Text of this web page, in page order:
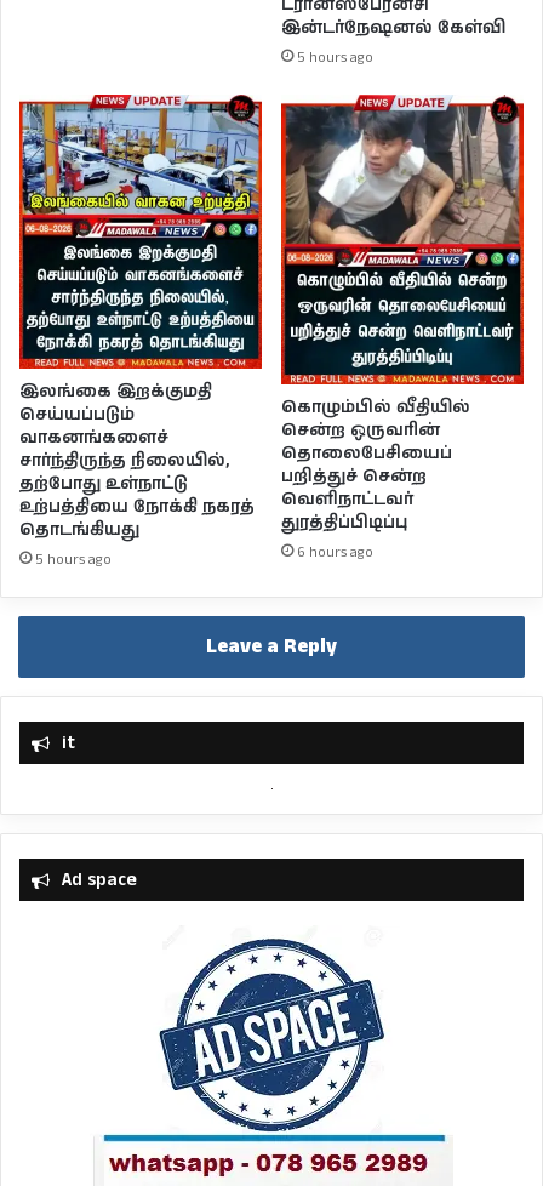
இன்டர்நேஷனல் கேள்வி
5 hours ago
இலங்கை இறக்குமதி
செய்யப்படும்
வாகனங்களைச்
சார்ந்திருந்த நிலையில்,
தற்போது உள்நாட்டு
உற்பத்தியை நோக்கி நகரத்
தொடங்கியது
5 hours ago
கொழும்பில் வீதியில்
சென்ற ஒருவரின்
தொலைபேசியைப்
பறித்துச் சென்ற
வெளிநாட்டவர்
துரத்திப்பிடிப்பு
6 hours ago
Leave a Reply
it
Ad space